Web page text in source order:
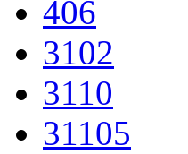
406
3102
3110
31105